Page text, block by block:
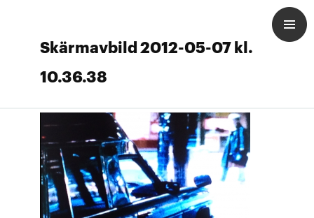
Skärmavbild 2012-05-07 kl.
10.36.38